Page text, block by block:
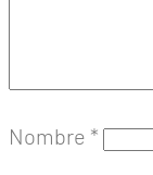
Nombre *